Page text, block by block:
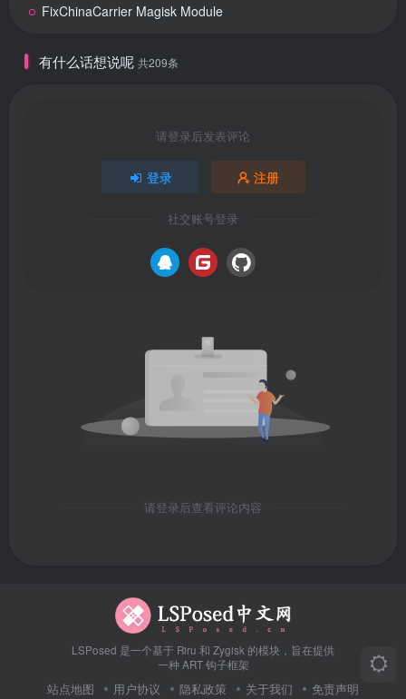
FixChinaCarrier Magisk Module
有什么话想说呢 共209条
请登录后发表评论
登录 注册
社交账号登录
请登录后查看评论内容
LSPosed 是一个基于 Riru 和 Zygisk 的模块，旨在提供
一种 ART 钩子框架
站点地图 用户协议 隐私政策 关于我们 免责声明